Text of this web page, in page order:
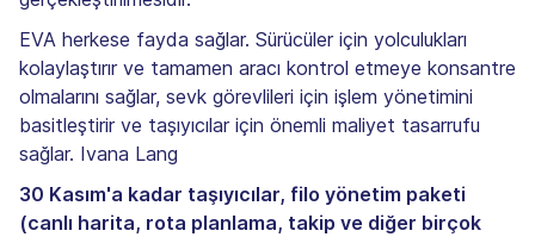
EVA herkese fayda sağlar. Sürücüler için yolculukları
kolaylaştırır ve tamamen aracı kontrol etmeye konsantre
olmalarını sağlar, sevk görevlileri için işlem yönetimini
basitleştirir ve taşıyıcılar için önemli maliyet tasarrufu
sağlar. Ivana Lang
30 Kasım'a kadar taşıyıcılar, filo yönetim paketi
(canlı harita, rota planlama, takip ve diğer birçok